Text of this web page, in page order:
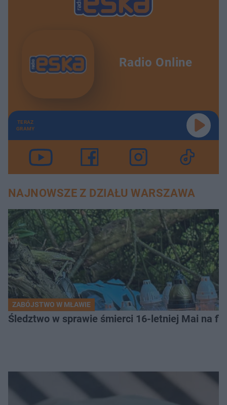
Radio Online
TERAZ
GRAMY
NAJNOWSZE Z DZIAŁU WARSZAWA
ZABÓJSTWO W MŁAWIE
Śledztwo w sprawie śmierci 16-letniej Mai na